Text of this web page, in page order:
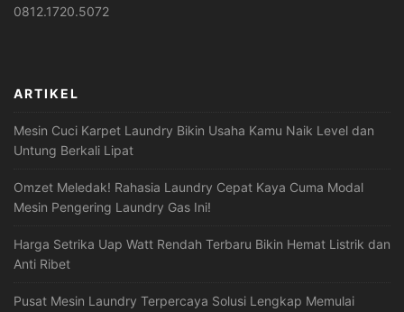
0812.1720.5072
ARTIKEL
Mesin Cuci Karpet Laundry Bikin Usaha Kamu Naik Level dan
Untung Berkali Lipat
Omzet Meledak! Rahasia Laundry Cepat Kaya Cuma Modal
Mesin Pengering Laundry Gas Ini!
Harga Setrika Uap Watt Rendah Terbaru Bikin Hemat Listrik dan
Anti Ribet
Pusat Mesin Laundry Terpercaya Solusi Lengkap Memulai